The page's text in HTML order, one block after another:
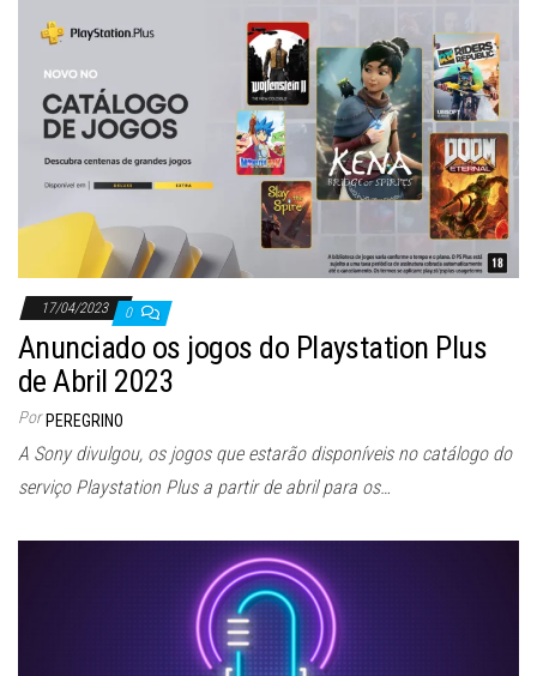
17/04/2023 0
Anunciado os jogos do Playstation Plus
de Abril 2023
Por PEREGRINO
A Sony divulgou, os jogos que estarão disponíveis no catálogo do
serviço Playstation Plus a partir de abril para os…